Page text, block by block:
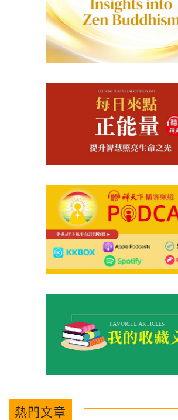
熱門文章